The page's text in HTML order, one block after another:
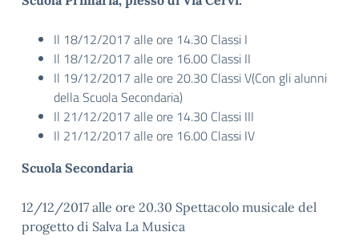
Il 18/12/2017 alle ore 14.30 Classi I
Il 18/12/2017 alle ore 16.00 Classi II
Il 19/12/2017 alle ore 20.30 Classi V(Con gli alunni
della Scuola Secondaria)
Il 21/12/2017 alle ore 14.30 Classi III
Il 21/12/2017 alle ore 16.00 Classi IV
Scuola Secondaria
12/12/2017 alle ore 20.30 Spettacolo musicale del
progetto di Salva La Musica